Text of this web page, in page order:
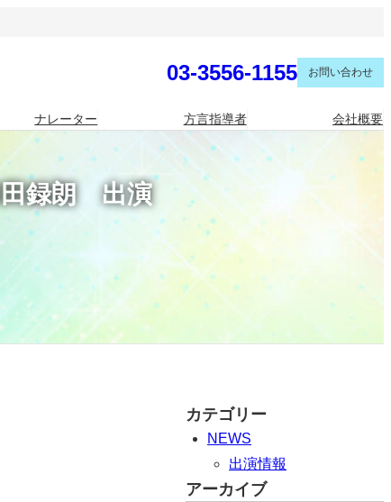
03-3556-1155 お問い合わせ
ナレーター 方言指導者 会社概要
田録朗 出演
カテゴリー
NEWS
出演情報
アーカイブ